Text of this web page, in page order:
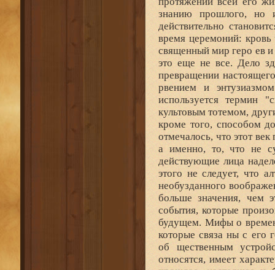
знанию прошлого, но
действительно
время церемоний: кровь
священный мир геро ев
это еще не все. Дело
превращении
рвением и
используется термин
культовым тотемом,
кроме того, способом
отмечалось, что этот
а именно, то, что не
действующие лица
этого не следует, что
необузданного
больше значения, чем
события, которые
будущем. Мифы о
которые связа ны с его
об щественным
относятся, имеет